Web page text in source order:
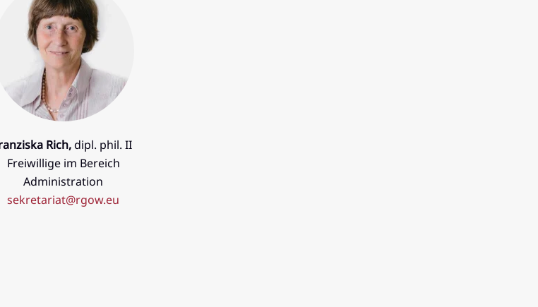
Rich,dipl. phil. II
Freiwillige im Bereich
Administration
sekretariat@rgow.eu